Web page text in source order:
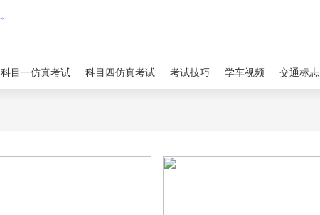
科目一仿真考试 科目四仿真考试 考试技巧 学车视频 交通标志